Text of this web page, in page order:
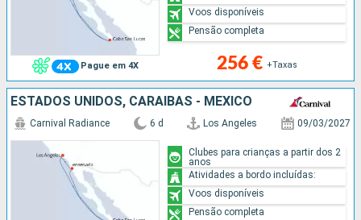
Pague em 4X 256 € +Taxas
Voos disponíveis
Pensão completa
ESTADOS UNIDOS, CARAIBAS - MEXICO
Carnival Radiance 6 d Los Angeles 09/03/2027
Clubes para crianças a partir dos 2
anos
Atividades a bordo incluídas:
Voos disponíveis
Pensão completa